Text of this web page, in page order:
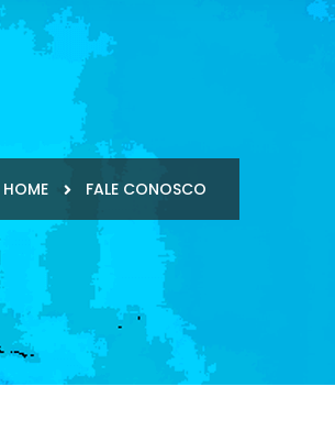
HOME FALE CONOSCO